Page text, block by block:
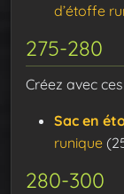
d’étoffe
275-280
Créez avec
Sac en
runique
280-300